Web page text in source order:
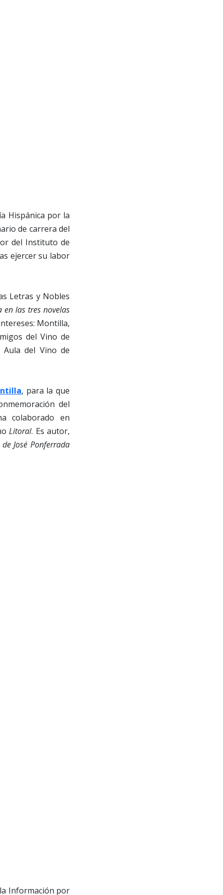
Hispánica por la
de carrera del
del Instituto de
ejercer su labor
Letras y Nobles
en las tres novelas
Montilla,
del Vino de
del Vino de
, para la que
del
colaborado en
Litoral. Es autor,
José Ponferrada
Información por